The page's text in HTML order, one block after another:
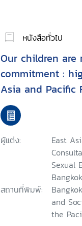
หนังสือทั่วไป
Our children are
commitment :
Asia and Pacific
against
ofChildren, 16-18
Thailand
ผู้แต่ง:
East
Sexual
สถานที่พิมพ์:
and
the